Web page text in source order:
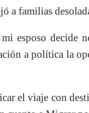
a familias
esposo decide
a política la
el viaje con